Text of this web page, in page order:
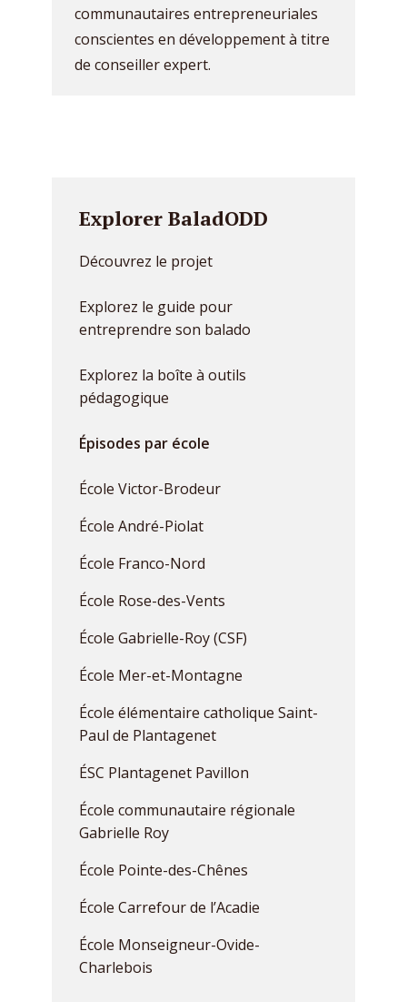
communautaires entrepreneuriales
conscientes en développement à titre
de conseiller expert.
Explorer BaladODD
Découvrez le projet
Explorez le guide pour
entreprendre son balado
Explorez la boîte à outils
pédagogique
Épisodes par école
École Victor-Brodeur
École André-Piolat
École Franco-Nord
École Rose-des-Vents
École Gabrielle-Roy (CSF)
École Mer-et-Montagne
École élémentaire catholique Saint-
Paul de Plantagenet
ÉSC Plantagenet Pavillon
École communautaire régionale
Gabrielle Roy
École Pointe-des-Chênes
École Carrefour de l’Acadie
École Monseigneur-Ovide-
Charlebois